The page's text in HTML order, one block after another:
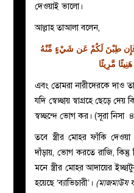
দেওয়াই ভালো।
আল্লাহ তাআলা বলেন,
فَإِن طِبْنَ لَكُمْ عَن شَيْءٍ مِّنْهُ
مَّرِيئًا
এবং তোমরা নারীদেরকে দাও
যদি স্বেচ্ছায় স্বাগ্রহে ছেড়ে
স্বচ্ছন্দে ভোগ কর। (সূরা নিসা
তবে স্ত্রীর মোহর ফাঁকি
দাঁড়ায়, ভোগ করতে রাজি, কিন্তু
মনে স্ত্রীর মোহর আদায়ের
হয়েছে ‘ব্যাভিচারী’। (মাজমাউয